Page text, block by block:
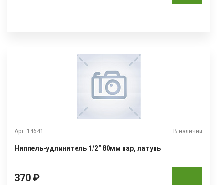
Арт. 14641 В наличии
Ниппель-удлинитель 1/2" 80мм нар, латунь
370 ₽